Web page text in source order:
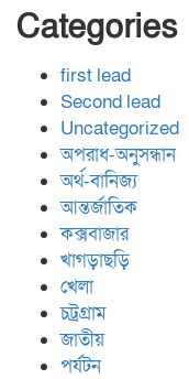
Categories
first lead
Second lead
Uncategorized
অপরাধ-অনুসন্ধান
অর্থ-বানিজ্য
আন্তর্জাতিক
কক্সবাজার
খাগড়াছড়ি
খেলা
চট্রগ্রাম
জাতীয়
পর্যটন